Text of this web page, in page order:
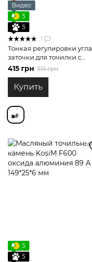
Видео
5
5
1
Тонкая регулировки угла
заточки для точилки с
магнитами
415 грн 515 грн
Купить
5
5